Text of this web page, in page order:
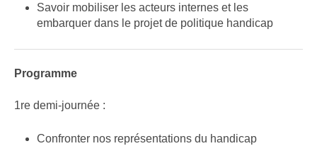
Savoir mobiliser les acteurs internes et les
embarquer dans le projet de politique handicap
Programme
1re demi-journée :
Confronter nos représentations du handicap